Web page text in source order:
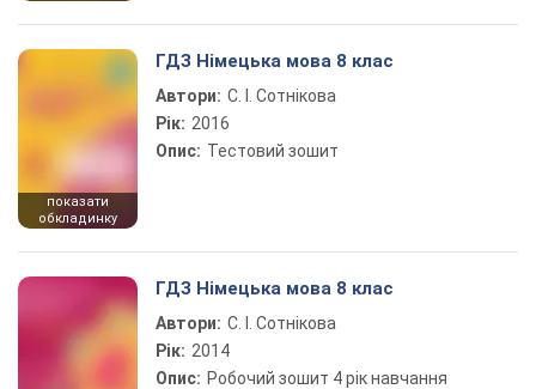
показати
обкладинку
ГДЗ Німецька мова 8 клас
Автори: С. І. Сотнікова
Рік: 2016
Опис: Тестовий зошит
ГДЗ Німецька мова 8 клас
Автори: С. І. Сотнікова
Рік: 2014
Опис: Робочий зошит 4 рік навчання